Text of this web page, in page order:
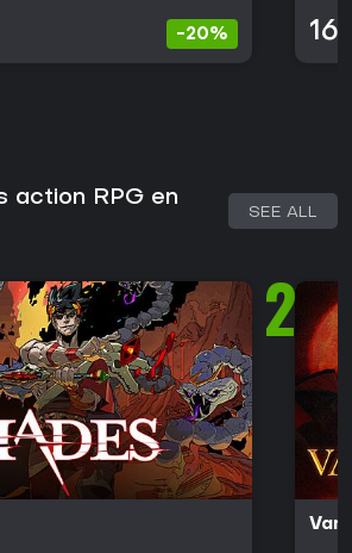
-20%
action RPG en
SEE ALL
2